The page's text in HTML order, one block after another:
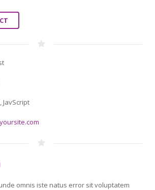
JavScript
omnis iste natus error sit voluptatem